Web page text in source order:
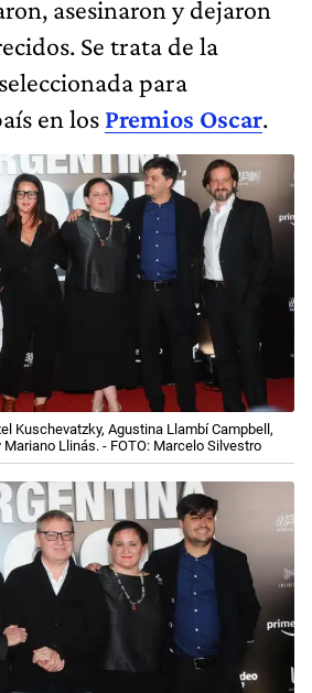
asesinaron y dejaron
Se trata de la
para
en los Premios Oscar.
Kuschevatzky, Agustina Llambí Campbell,
Llinás. - FOTO: Marcelo Silvestro